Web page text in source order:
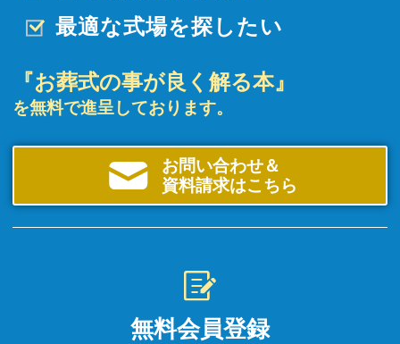
最適な式場を探したい
『お葬式の事が良く解る本』
を無料で進呈しております。
お問い合わせ＆
資料請求はこちら
無料会員登録